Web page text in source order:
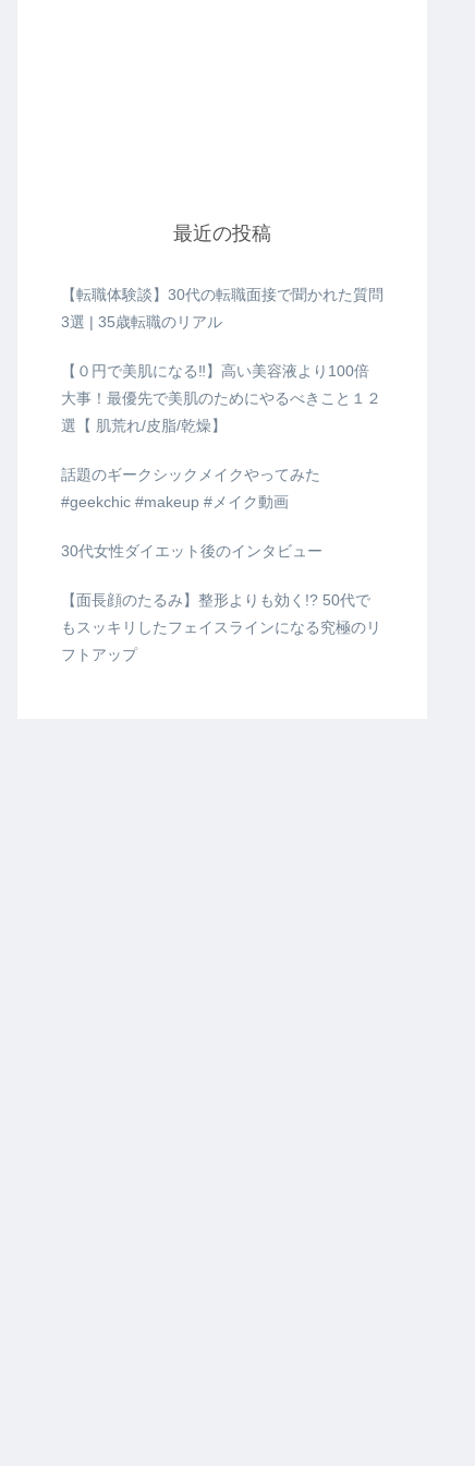
最近の投稿
【転職体験談】30代の転職面接で聞かれた質問
3選 | 35歳転職のリアル
【０円で美肌になる‼️】高い美容液より100倍
大事！最優先で美肌のためにやるべきこと１２
選【 肌荒れ/皮脂/乾燥】
話題のギークシックメイクやってみた
#geekchic #makeup #メイク動画
30代女性ダイエット後のインタビュー
【面長顔のたるみ】整形よりも効く!? 50代で
もスッキリしたフェイスラインになる究極のリ
フトアップ